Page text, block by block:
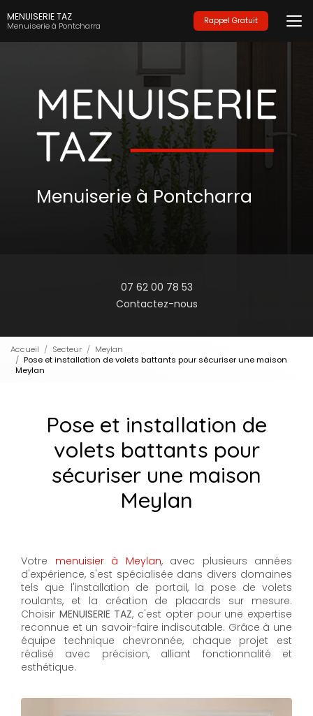
au
contenu
principal
MENUISERIE TAZ
Menuiserie à Pontcharra Rappel Gratuit
Menuiserie à Pontcharra
07 62 00 78 53
Contactez-nous
Accueil Secteur
Meylan
Pose et installation de volets battants pour sécuriser une maison
Meylan
Pose et installation de
volets battants pour
sécuriser une maison
Meylan
Votre menuisier à Meylan, avec plusieurs années
d'expérience, s'est spécialisée dans divers domaines
tels que l'installation de portail, la pose de volets
roulants, et la création de placards sur mesure.
Choisir MENUISERIE TAZ, c'est opter pour une expertise
reconnue et un savoir-faire indiscutable. Grâce à une
équipe technique chevronnée, chaque projet est
réalisé avec précision, alliant fonctionnalité et
esthétique.